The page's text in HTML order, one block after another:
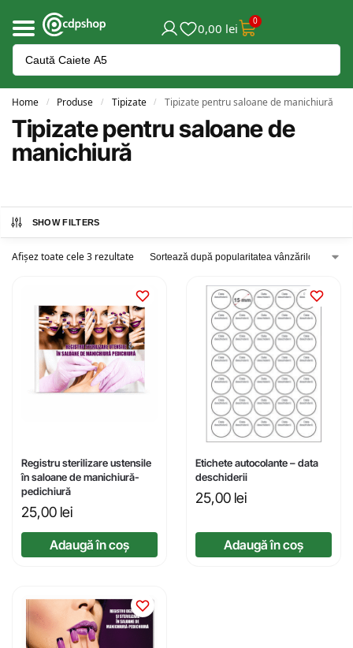
0,00 lei 0
Home / Produse / Tipizate / Tipizate pentru saloane de manichiură
Tipizate pentru saloane de
manichiură
SHOW FILTERS
Afișez toate cele 3 rezultate
Registru sterilizare ustensile
în saloane de manichiură-
pedichiură
25,00 lei
Adaugă în coș
Etichete autocolante – data
deschiderii
25,00 lei
Adaugă în coș